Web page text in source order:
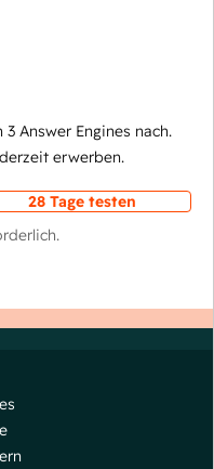
Answer Engines nach.
erwerben.
28 Tage testen